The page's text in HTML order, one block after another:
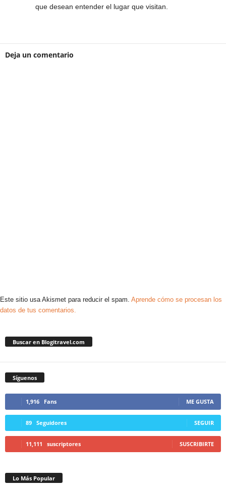
que desean entender el lugar que visitan.
Deja un comentario
Este sitio usa Akismet para reducir el spam. Aprende cómo se procesan los
datos de tus comentarios.
Buscar en Blogitravel.com
Síguenos
1,916 Fans ME GUSTA
89 Seguidores SEGUIR
11,111 suscriptores SUSCRIBIRTE
Lo Más Popular